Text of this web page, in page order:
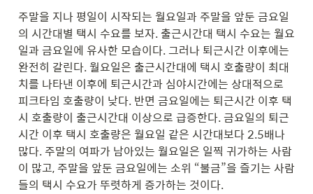
주말을 지나 평일이 시작되는 월요일과 주말을 앞둔 금요일
의 시간대별 택시 수요를 보자. 출근시간대 택시 수요는 월요
일과 금요일에 유사한 모습이다. 그러나 퇴근시간 이후에는
완전히 갈린다. 월요일은 출근시간대에 택시 호출량이 최대
치를 나타낸 이후에 퇴근시간과 심야시간에는 상대적으로
피크타임 호출량이 낮다. 반면 금요일에는 퇴근시간 이후 택
시 호출량이 출근시간대 이상으로 급증한다. 금요일의 퇴근
시간 이후 택시 호출량은 월요일 같은 시간대보다 2.5배나
많다. 주말의 여파가 남아있는 월요일은 일찍 귀가하는 사람
이 많고, 주말을 앞둔 금요일에는 소위 “불금”을 즐기는 사람
들의 택시 수요가 뚜렷하게 증가하는 것이다.